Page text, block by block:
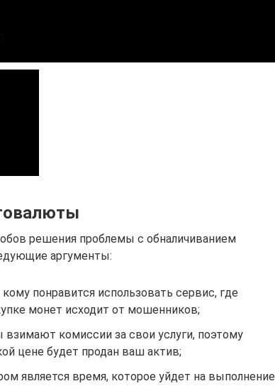
решения проблемы с обналичиванием
аргументы:
понравится использовать сервис, где
монет исходит от мошенников;
комиссии за свои услуги, поэтому
цене будет продан ваш актив;
является время, которое уйдет на выполнение